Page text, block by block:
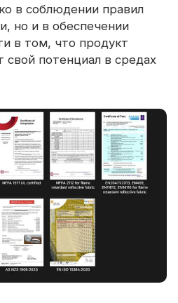
в соблюдении правил
но и в обеспечении
в том, что продукт
свой потенциал в средах